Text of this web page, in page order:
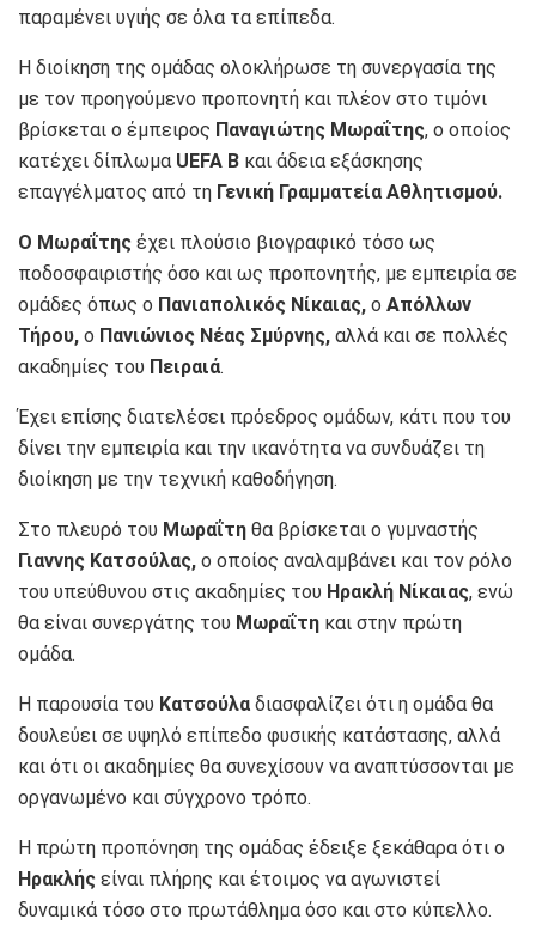
παραμένει υγιής σε όλα τα επίπεδα.
Η διοίκηση της ομάδας ολοκλήρωσε τη συνεργασία της
με τον προηγούμενο προπονητή και πλέον στο τιμόνι
βρίσκεται ο έμπειρος Παναγιώτης Μωραΐτης, ο οποίος
κατέχει δίπλωμα UEFA Β και άδεια εξάσκησης
επαγγέλματος από τη Γενική Γραμματεία Αθλητισμού.
Ο Μωραΐτης έχει πλούσιο βιογραφικό τόσο ως
ποδοσφαιριστής όσο και ως προπονητής, με εμπειρία σε
ομάδες όπως ο Πανιαπολικός Νίκαιας, ο Απόλλων
Τήρου, ο Πανιώνιος Νέας Σμύρνης, αλλά και σε πολλές
ακαδημίες του Πειραιά.
Έχει επίσης διατελέσει πρόεδρος ομάδων, κάτι που του
δίνει την εμπειρία και την ικανότητα να συνδυάζει τη
διοίκηση με την τεχνική καθοδήγηση.
Στο πλευρό του Μωραΐτη θα βρίσκεται ο γυμναστής
Γιαννης Κατσούλας, ο οποίος αναλαμβάνει και τον ρόλο
του υπεύθυνου στις ακαδημίες του Ηρακλή Νίκαιας, ενώ
θα είναι συνεργάτης του Μωραΐτη και στην πρώτη
ομάδα.
Η παρουσία του Κατσούλα διασφαλίζει ότι η ομάδα θα
δουλεύει σε υψηλό επίπεδο φυσικής κατάστασης, αλλά
και ότι οι ακαδημίες θα συνεχίσουν να αναπτύσσονται με
οργανωμένο και σύγχρονο τρόπο.
Η πρώτη προπόνηση της ομάδας έδειξε ξεκάθαρα ότι ο
Ηρακλής είναι πλήρης και έτοιμος να αγωνιστεί
δυναμικά τόσο στο πρωτάθλημα όσο και στο κύπελλο.